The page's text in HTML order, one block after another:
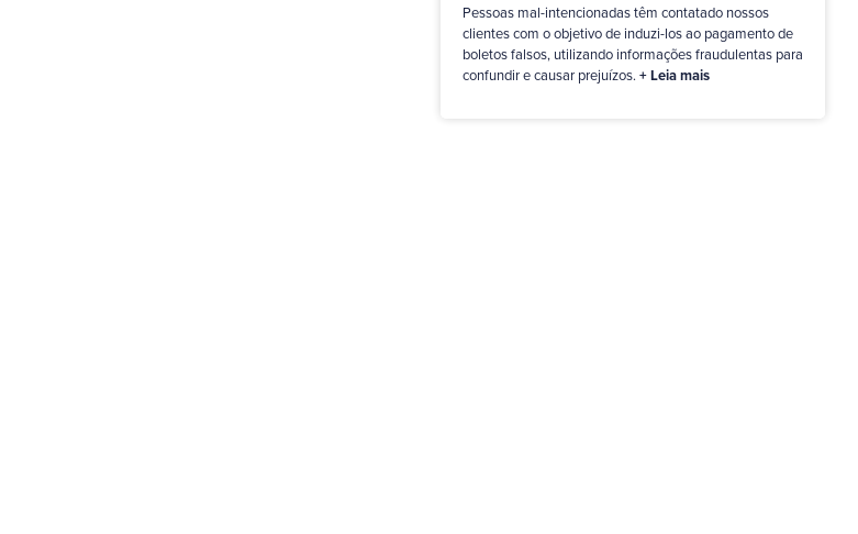
Pessoas mal-intencionadas têm contatado nossos
clientes com o objetivo de induzi-los ao pagamento de
boletos falsos, utilizando informações fraudulentas para
confundir e causar prejuízos. + Leia mais